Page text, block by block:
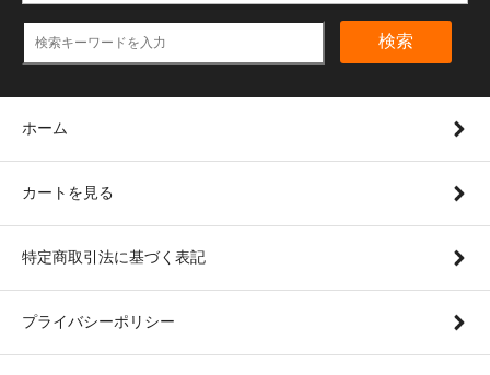
検索
ホーム
カートを見る
特定商取引法に基づく表記
プライバシーポリシー